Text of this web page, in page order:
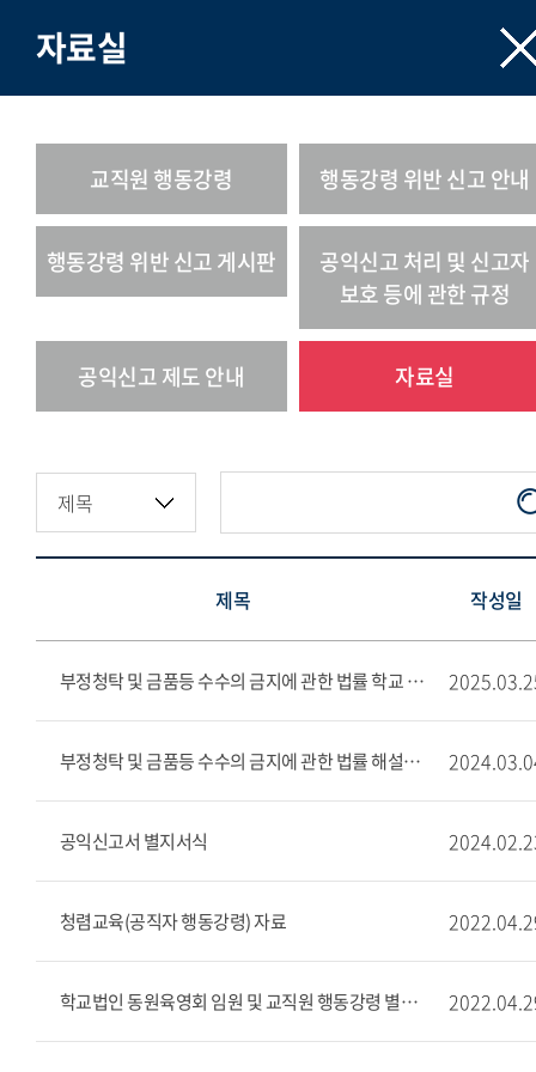
자료실
교직원 행동강령 행동강령 위반 신고 안내
행동강령 위반 신고 게시판
공익신고 처리 및 신고자
보호 등에 관한 규정
공익신고 제도 안내 자료실
제목 작성일
부정청탁 및 금품등 수수의 금지에 관한 법률 학교 및 학교법인 매뉴얼
부정청탁 및 금품등 수수의 금지에 관한 법률 해설집(2024)
공익신고서 별지서식
청렴교육(공직자 행동강령) 자료
학교법인 동원육영회 임원 및 교직원 행동강령 별지 서식